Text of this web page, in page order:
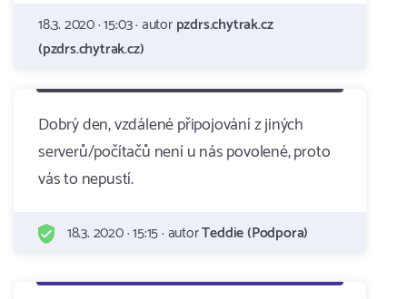
18.3. 2020 · 15:03 · autorpzdrs.chytrak.cz
(pzdrs.chytrak.cz)
Dobrý den, vzdálené připojování z jiných
serverů/počítačů není u nás povolené, proto
vás to nepustí.
18.3. 2020 · 15:15 · autorTeddie (Podpora)